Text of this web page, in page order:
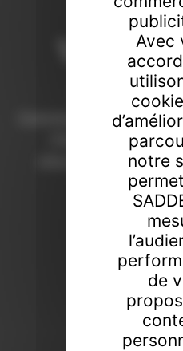
Commissaires-priseurs
Chaumont depuis
d’excellence pour
FAIRE
Avec
notre
de